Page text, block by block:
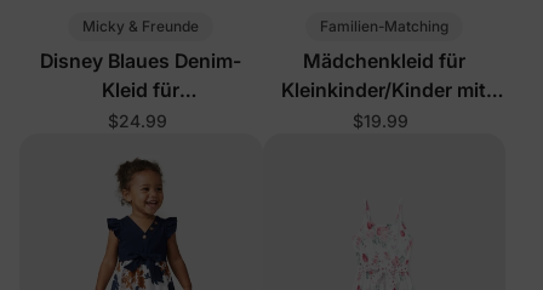
Micky & Freunde
Disney Blaues Denim-
Kleid für
Kleinkinder/Mädchen
$24.99
Familien-Matching
Mädchenkleid für
Kleinkinder/Kinder mit
Streifen in Mehrfarbig
$19.99